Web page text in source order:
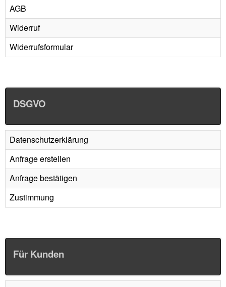
AGB
Widerruf
Widerrufsformular
DSGVO
Datenschutzerklärung
Anfrage erstellen
Anfrage bestätigen
Zustimmung
Für Kunden